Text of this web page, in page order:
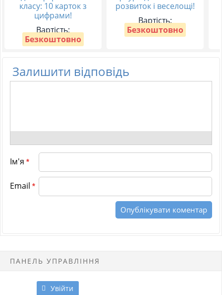
класу: 10 карток з
цифрами!
Вартість:
Безкоштовно
розвиток і веселощі!
Вартість:
Безкоштовно
Залишити відповідь
Ім'я *
Email *
ПАНЕЛЬ УПРАВЛІННЯ
Увійти